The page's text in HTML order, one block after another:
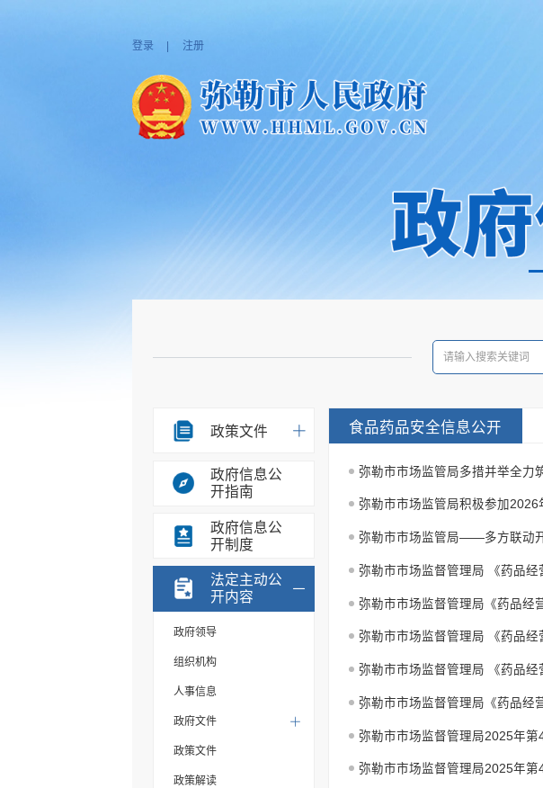
登录 注册
政策文件
政府信息公
开指南
政府信息公
开制度
法定主动公
开内容
政府领导
组织机构
人事信息
政府文件
政策文件
政策解读
食品药品安全信息公开
弥勒市市场监管局多措并举全力
弥勒市市场监管局积极参加
弥勒市市场监管局——多方联动
弥勒市市场监督管理局 《药品经
弥勒市市场监督管理局《药品经
弥勒市市场监督管理局 《药品经
弥勒市市场监督管理局 《药品经
弥勒市市场监督管理局《药品经
弥勒市市场监督管理局2025年
弥勒市市场监督管理局2025年